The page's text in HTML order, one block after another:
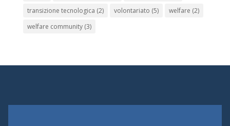
transizione tecnologica (2) volontariato (5) welfare (2)
welfare community(3)